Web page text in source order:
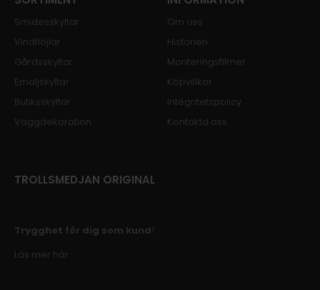
Smidesskyltar
Vindflöjlar
Gårdsskyltar
Emaljskyltar
Butiksskyltar
Väggdekoration
Om oss
Historien
Monteringsfilmer
Köpvillkor
Integritetspolicy
Kontakta oss
TROLLSMEDJAN ORIGINAL
Trygghet för dig som kund!
Läs mer här